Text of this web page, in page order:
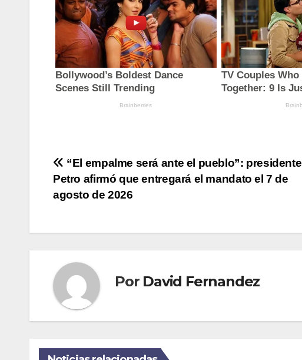
Navegación
de
“El empalme será ante el pueblo”: presidente
Petro afirmó que entregará el mandato el 7 de
agosto de 2026
Por David Fernandez